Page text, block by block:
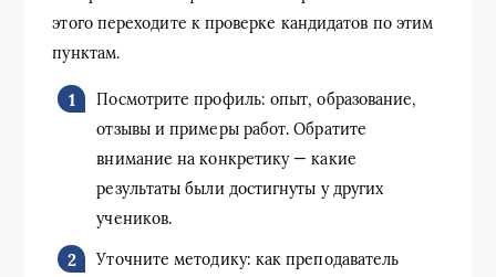
этого переходите к проверке кандидатов по этим
пунктам.
Посмотрите профиль: опыт, образование,
отзывы и примеры работ. Обратите
внимание на конкретику — какие
результаты были достигнуты у других
учеников.
Уточните методику: как преподаватель